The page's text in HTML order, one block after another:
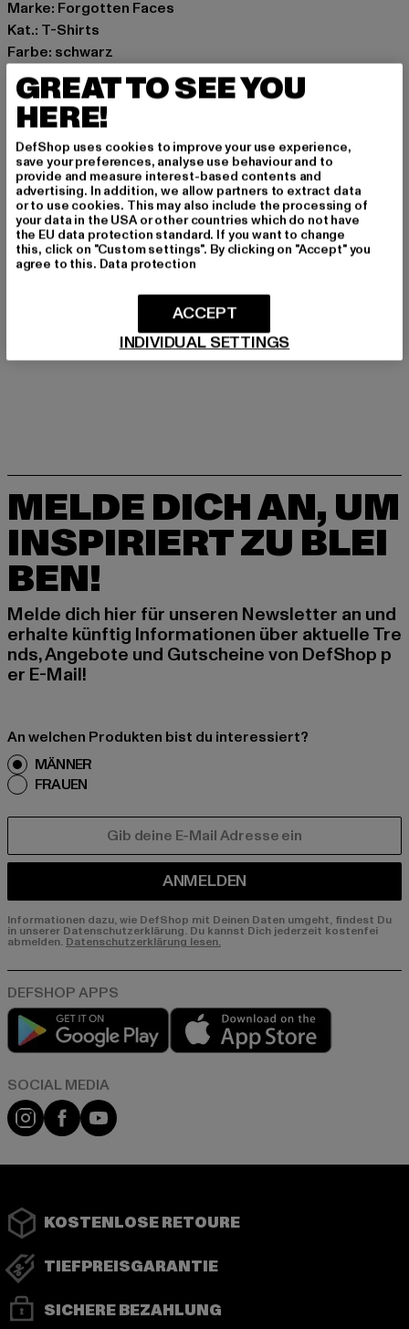
Marke: Forgotten Faces
Kat.: T-Shirts
Farbe: schwarz
Hersteller Farbe: black
Materialzusammensetzung: 100% Baumwolle
Art.Nr: FOF0080-00007
Hersteller: TB International GmbH |info@tbint.de
Dr.-Robert-Murjahn-Straße 7 | 64372 Ober-Ramstadt |
DE
GRÖSSE & PASSFORM
LIEFERUNG & RÜCKGABE
MELDE DICH AN, UM
INSPIRIERT ZU BLEI
BEN!
Melde dich hier für unseren Newsletter an und
erhalte künftig Informationen über aktuelle Tre
nds, Angebote und Gutscheine von DefShop p
er E-Mail!
An welchen Produkten bist du interessiert?
MÄNNER
FRAUEN
ANMELDEN
Informationen dazu, wie DefShop mit Deinen Daten umgeht, findest Du
in unserer Datenschutzerklärung. Du kannst Dich jederzeit kostenfei
abmelden. Datenschutzerklärung lesen.
Play market
Instagram
FacebookYouTube
KOSTENLOSE RETOURE
TIEFPREISGARANTIE
SICHERE BEZAHLUNG
GREAT TO SEE YOU
HERE!
DefShop uses cookies to improve your use experience,
save your preferences, analyse use behaviour and to
provide and measure interest-based contents and
advertising. In addition, we allow partners to extract data
or to use cookies. This may also include the processing of
your data in the USA or other countries which do not have
the EU data protection standard. If you want to change
this, click on "Custom settings". By clicking on "Accept" you
agree to this. Data protection
INDIVIDUAL SETTINGS
ACCEPT